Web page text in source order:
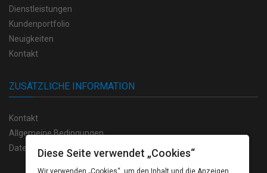
Dienstleistungen
Kundenportfolio
Neuigkeiten
Kontakt
ZUSÄTZLICHE INFORMATION
Kontakt
Allgemeine Bedingungen
Datenschutzvorschriften
Diese Seite verwendet „Cookies“
Wir verwenden „Cookies“, um den Inhalt und die Anzeigen